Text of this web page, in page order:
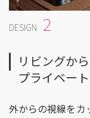
DESIGN 2
リビングか
プライベー
外からの視線をカ